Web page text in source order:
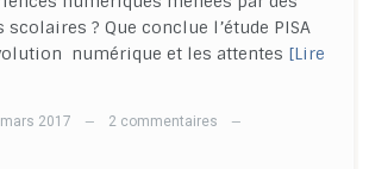
? Que conclue l’étude PISA
numérique et les attentes [Lire
2017 — 2 commentaires —